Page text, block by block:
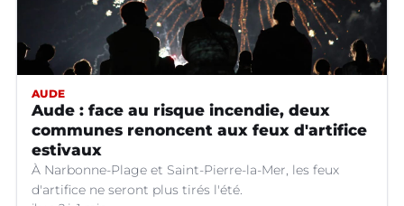
AUDE
Aude : face au risque incendie, deux
communes renoncent aux feux d'artifice
estivaux
À Narbonne-Plage et Saint-Pierre-la-Mer, les feux
d'artifice ne seront plus tirés l'été.